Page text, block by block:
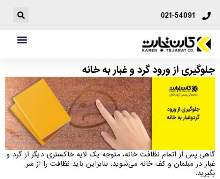
021-54091
جلوگیری از ورود گرد و غبار به خانه
گاهی پس از اتمام نظافت خانه، متوجه یک لایه خاکستری دیگر از گرد و
غبار در مبلمان و کف خانه می‌شوید. بنابراین باید نظافت را از سر
بگیرید.